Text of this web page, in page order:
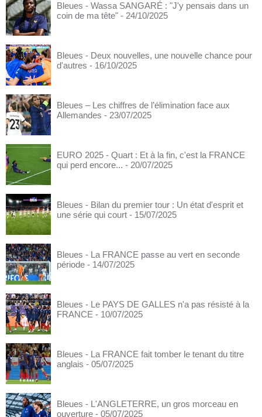
Bleues - Wassa SANGARÉ : "J'y pensais dans un
coin de ma tête" - 24/10/2025
Bleues - Deux nouvelles, une nouvelle chance pour
d'autres - 16/10/2025
Bleues – Les chiffres de l’élimination face aux
Allemandes - 23/07/2025
EURO 2025 - Quart : Et à la fin, c'est la FRANCE
qui perd encore... - 20/07/2025
Bleues - Bilan du premier tour : Un état d'esprit et
une série qui court - 15/07/2025
Bleues - La FRANCE passe au vert en seconde
période - 14/07/2025
Bleues - Le PAYS DE GALLES n'a pas résisté à la
FRANCE - 10/07/2025
Bleues - La FRANCE fait tomber le tenant du titre
anglais - 05/07/2025
Bleues - L'ANGLETERRE, un gros morceau en
ouverture - 05/07/2025